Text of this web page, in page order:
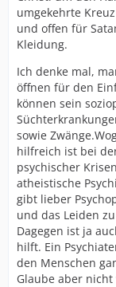
umgekehrte
und offen für
Kleidung.
Ich denke mal,
öffnen für den
können sein
sowie
hilfreich ist bei
psychischer
atheistische
gibt lieber
und das Leiden zu
Dagegen ist ja
hilft. Ein
den Menschen
Glaube aber